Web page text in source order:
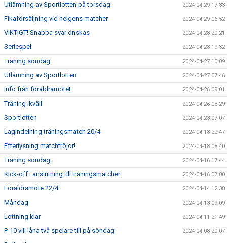
Utlämning av Sportlotten på torsdag 2024-04-29 17:33
Fikaförsäljning vid helgens matcher 2024-04-29 06:52
VIKTIGT! Snabba svar önskas 2024-04-28 20:21
Seriespel 2024-04-28 19:32
Träning söndag 2024-04-27 10:09
Utlämning av Sportlotten 2024-04-27 07:46
Info från föräldramötet 2024-04-26 09:01
Träning ikväll 2024-04-26 08:29
Sportlotten 2024-04-23 07:07
Lagindelning träningsmatch 20/4 2024-04-18 22:47
Efterlysning matchtröjor! 2024-04-18 08:40
Träning söndag 2024-04-16 17:44
Kick-off i anslutning till träningsmatcher 2024-04-16 07:00
Föräldramöte 22/4 2024-04-14 12:38
Måndag 2024-04-13 09:09
Lottning klar 2024-04-11 21:49
P-10 vill låna två spelare till på söndag 2024-04-08 20:07